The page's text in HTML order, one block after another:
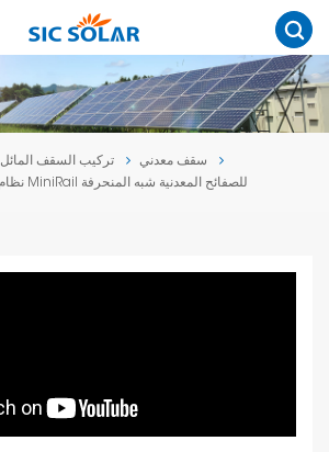
تركيب السقف المائل
سقف معدني
نظام MiniRail للصفائح المعدنية شبه المنحرفة